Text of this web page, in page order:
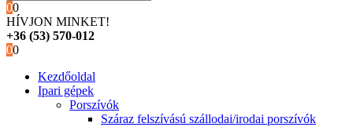
00
HÍVJON MINKET!
+36 (53) 570-012
00
Kezdőoldal
Ipari gépek
Porszívók
Száraz felszívású szállodai/irodai porszívók